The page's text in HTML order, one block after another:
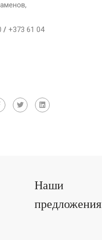
/ +373 61 04
Наши
предложения